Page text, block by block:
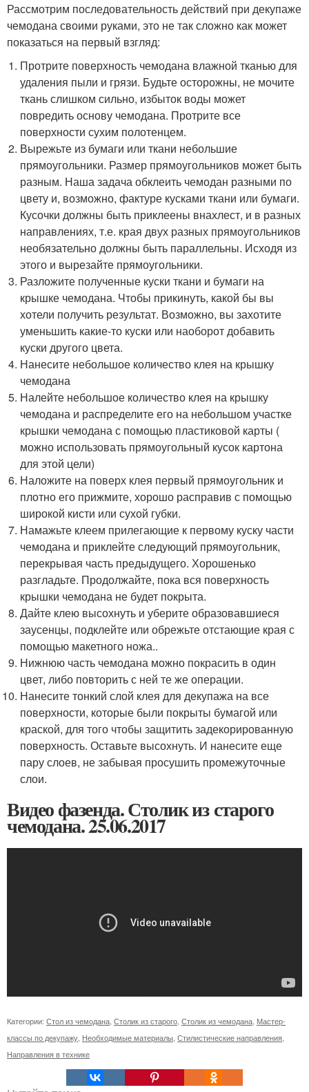
Рассмотрим последовательность действий при декупаже
чемодана своими руками, это не так сложно как может
показаться на первый взгляд:
Протрите поверхность чемодана влажной тканью для
удаления пыли и грязи. Будьте осторожны, не мочите
ткань слишком сильно, избыток воды может
повредить основу чемодана. Протрите все
поверхности сухим полотенцем.
Вырежьте из бумаги или ткани небольшие
прямоугольники. Размер прямоугольников может быть
разным. Наша задача обклеить чемодан разными по
цвету и, возможно, фактуре кусками ткани или бумаги.
Кусочки должны быть приклеены внахлест, и в разных
направлениях, т.е. края двух разных прямоугольников
необязательно должны быть параллельны. Исходя из
этого и вырезайте прямоугольники.
Разложите полученные куски ткани и бумаги на
крышке чемодана. Чтобы прикинуть, какой бы вы
хотели получить результат. Возможно, вы захотите
уменьшить какие-то куски или наоборот добавить
куски другого цвета.
Нанесите небольшое количество клея на крышку
чемодана
Налейте небольшое количество клея на крышку
чемодана и распределите его на небольшом участке
крышки чемодана с помощью пластиковой карты (
можно использовать прямоугольный кусок картона
для этой цели)
Наложите на поверх клея первый прямоугольник и
плотно его прижмите, хорошо расправив с помощью
широкой кисти или сухой губки.
Намажьте клеем прилегающие к первому куску части
чемодана и приклейте следующий прямоугольник,
перекрывая часть предыдущего. Хорошенько
разгладьте. Продолжайте, пока вся поверхность
крышки чемодана не будет покрыта.
Дайте клею высохнуть и уберите образовавшиеся
заусенцы, подклейте или обрежьте отстающие края с
помощью макетного ножа..
Нижнюю часть чемодана можно покрасить в один
цвет, либо повторить с ней те же операции.
Нанесите тонкий слой клея для декупажа на все
поверхности, которые были покрыты бумагой или
краской, для того чтобы защитить задекорированную
поверхность. Оставьте высохнуть. И нанесите еще
пару слоев, не забывая просушить промежуточные
слои.
Видео фазенда. Столик из старого
чемодана. 25.06.2017
Категории: Стол из чемодана, Столик из старого, Столик из чемодана, Мастер-
классы по декупажу, Необходимые материалы, Стилистические направления,
Направления в технике